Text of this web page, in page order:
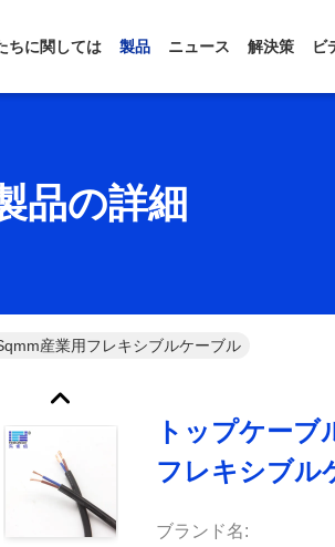
ちに関しては 製品 ニュース 解決策 ビ
品の詳細
産業用フレキシブルケーブル
トップケー
フレキシブル
ブランド名: